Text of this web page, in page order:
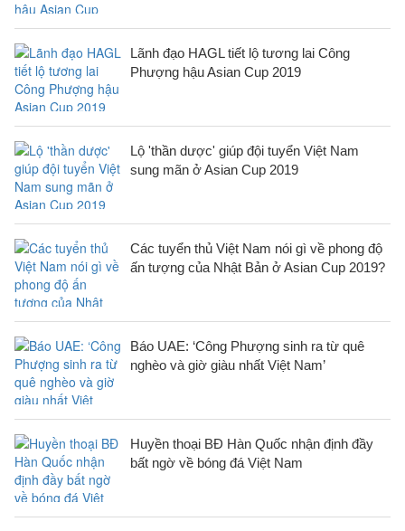
Lãnh đạo HAGL tiết lộ tương lai Công
Phượng hậu Asian Cup 2019
Lộ 'thần dược' giúp đội tuyển Việt Nam
sung mãn ở Asian Cup 2019
Các tuyển thủ Việt Nam nói gì về phong độ
ấn tượng của Nhật Bản ở Asian Cup 2019?
Báo UAE: ‘Công Phượng sinh ra từ quê
nghèo và giờ giàu nhất Việt Nam’
Huyền thoại BĐ Hàn Quốc nhận định đầy
bất ngờ về bóng đá Việt Nam